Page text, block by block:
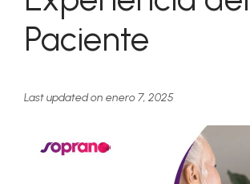
Paciente
Last updated on enero 7, 2025